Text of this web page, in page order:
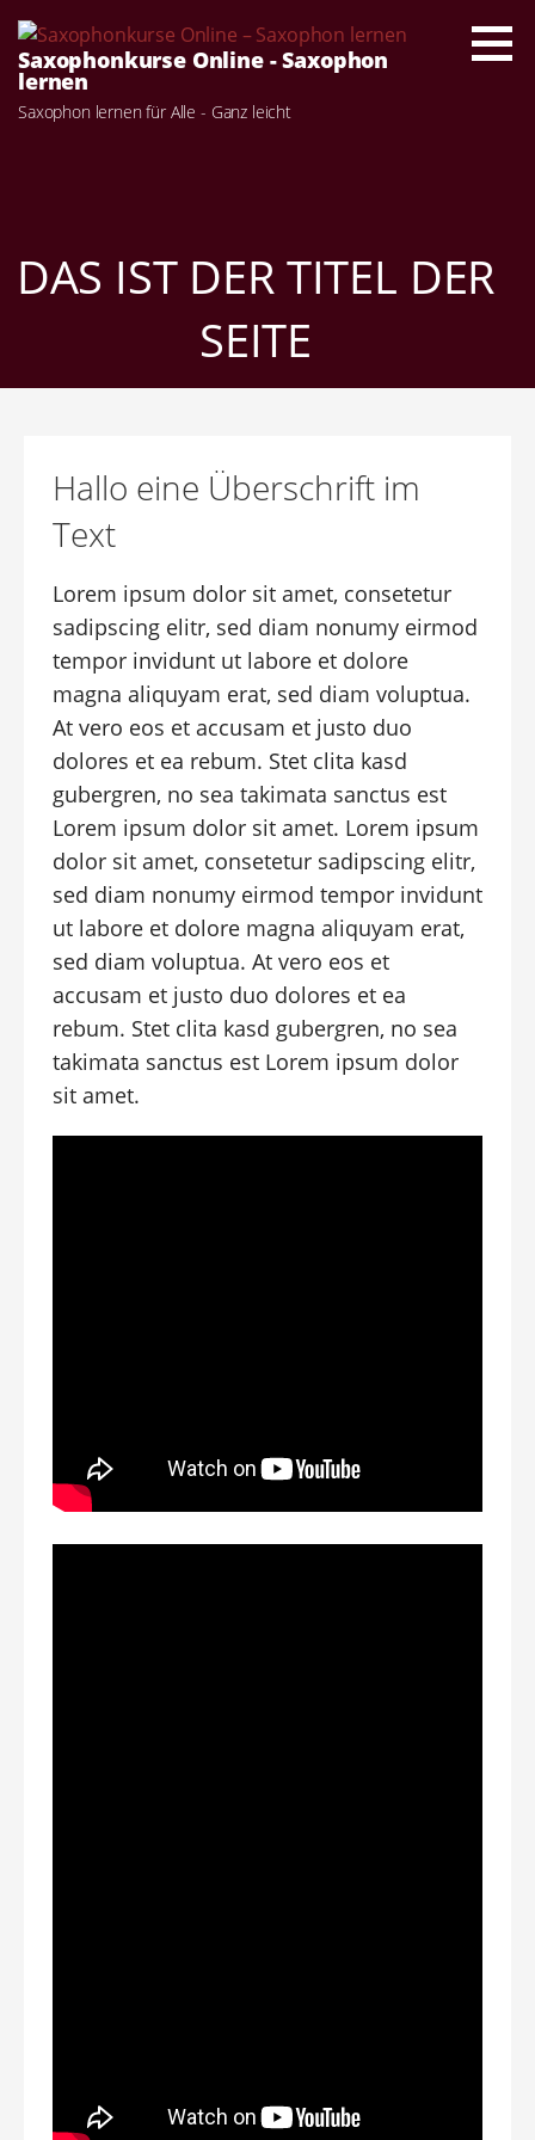
Inhalt
springen
Saxophonkurse Online - Saxophon
lernen
Saxophon lernen für Alle - Ganz leicht
DAS IST DER TITEL DER
SEITE
Hallo eine Überschrift im
Text
Lorem ipsum dolor sit amet, consetetur
sadipscing elitr, sed diam nonumy eirmod
tempor invidunt ut labore et dolore
magna aliquyam erat, sed diam voluptua.
At vero eos et accusam et justo duo
dolores et ea rebum. Stet clita kasd
gubergren, no sea takimata sanctus est
Lorem ipsum dolor sit amet. Lorem ipsum
dolor sit amet, consetetur sadipscing elitr,
sed diam nonumy eirmod tempor invidunt
ut labore et dolore magna aliquyam erat,
sed diam voluptua. At vero eos et
accusam et justo duo dolores et ea
rebum. Stet clita kasd gubergren, no sea
takimata sanctus est Lorem ipsum dolor
sit amet.